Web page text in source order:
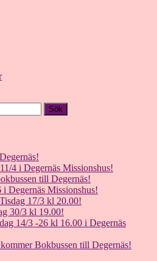
4 i Degernäs Missionshus!
till Degernäs!
Degernäs Missionshus!
17/3 kl 20.00!
30/3 kl 19.00!
14/3 -26 kl 16.00 i Degernäs
Bokbussen till Degernäs!